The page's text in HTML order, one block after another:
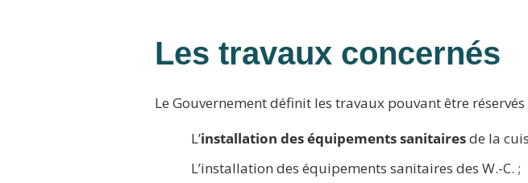
Les travaux concernés
Le Gouvernement définit les travaux pouvant être
L’installation des équipements sanitairesde la
L’installation des équipements sanitaires des W.-C. ;